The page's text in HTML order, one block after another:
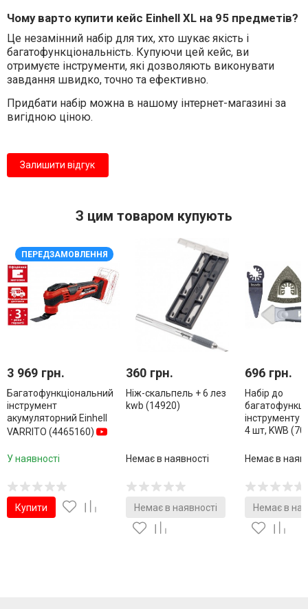
Чому варто купити кейс Einhell XL на 95 предметів?
Це незамінний набір для тих, хто шукає якість і
багатофункціональність. Купуючи цей кейс, ви
отримуєте інструменти, які дозволяють виконувати
завдання швидко, точно та ефективно.
Придбати набір можна в нашому інтернет-магазині за
вигідною ціною.
Залишити відгук
З цим товаром купують
ПЕРЕДЗАМОВЛЕННЯ
3 969 грн.
Багатофункціональний
інструмент
акумуляторний Einhell
VARRITO (4465160)
У наявності
Купити
360 грн.
Ніж-скальпель + 6 лез
kwb (14920)
Немає в наявності
Немає в наявності
696 грн.
Набір до
інструменту
4 шт, KWB
Немає в
Немає в